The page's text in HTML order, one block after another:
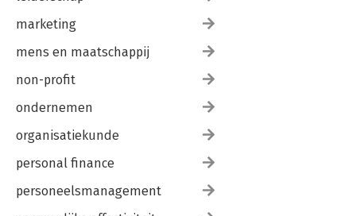
marketing
mens en maatschappij
non-profit
ondernemen
organisatiekunde
personal finance
personeelsmanagement